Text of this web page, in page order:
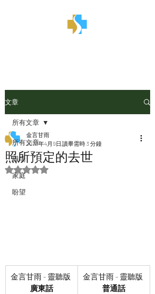
文章
所有文章
職場
家庭
盼望
所有文章
照所預定的去世
金言甘雨
2023年4月9日 讀畢需時 3 分鐘
評等為 NaN（最高為 5 顆星）。
金言甘雨 - 靈聽版
廣東話
金言甘雨 - 靈聽版
普通話